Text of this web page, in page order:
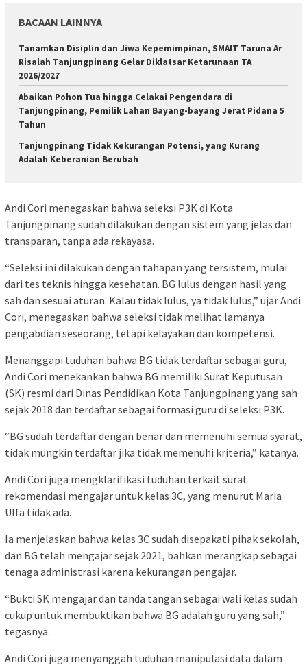
BACAAN LAINNYA
Tanamkan Disiplin dan Jiwa Kepemimpinan, SMAIT Taruna Ar
Risalah Tanjungpinang Gelar Diklatsar Ketarunaan TA
2026/2027
Abaikan Pohon Tua hingga Celakai Pengendara di
Tanjungpinang, Pemilik Lahan Bayang-bayang Jerat Pidana 5
Tahun
Tanjungpinang Tidak Kekurangan Potensi, yang Kurang
Adalah Keberanian Berubah
Andi Cori menegaskan bahwa seleksi P3K di Kota
Tanjungpinang sudah dilakukan dengan sistem yang jelas dan
transparan, tanpa ada rekayasa.
“Seleksi ini dilakukan dengan tahapan yang tersistem, mulai
dari tes teknis hingga kesehatan. BG lulus dengan hasil yang
sah dan sesuai aturan. Kalau tidak lulus, ya tidak lulus,” ujar Andi
Cori, menegaskan bahwa seleksi tidak melihat lamanya
pengabdian seseorang, tetapi kelayakan dan kompetensi.
Menanggapi tuduhan bahwa BG tidak terdaftar sebagai guru,
Andi Cori menekankan bahwa BG memiliki Surat Keputusan
(SK) resmi dari Dinas Pendidikan Kota Tanjungpinang yang sah
sejak 2018 dan terdaftar sebagai formasi guru di seleksi P3K.
“BG sudah terdaftar dengan benar dan memenuhi semua syarat,
tidak mungkin terdaftar jika tidak memenuhi kriteria,” katanya.
Andi Cori juga mengklarifikasi tuduhan terkait surat
rekomendasi mengajar untuk kelas 3C, yang menurut Maria
Ulfa tidak ada.
Ia menjelaskan bahwa kelas 3C sudah disepakati pihak sekolah,
dan BG telah mengajar sejak 2021, bahkan merangkap sebagai
tenaga administrasi karena kekurangan pengajar.
“Bukti SK mengajar dan tanda tangan sebagai wali kelas sudah
cukup untuk membuktikan bahwa BG adalah guru yang sah,”
tegasnya.
Andi Cori juga menyanggah tuduhan manipulasi data dalam